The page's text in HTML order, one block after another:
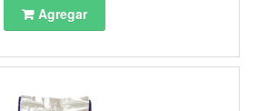
Agregar